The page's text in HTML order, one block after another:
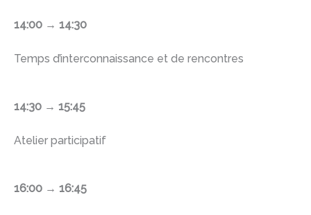
14:00 → 14:30
Temps d’interconnaissance et de rencontres
14:30 → 15:45
Atelier participatif
16:00 → 16:45